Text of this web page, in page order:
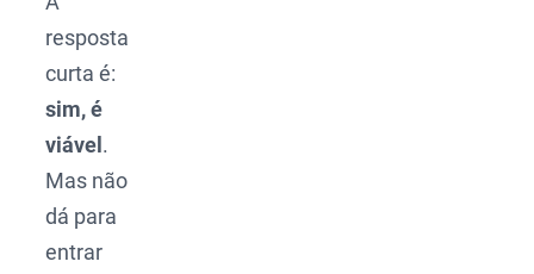
resposta
curta é:
sim, é
viável .
Mas não
dá para
entrar